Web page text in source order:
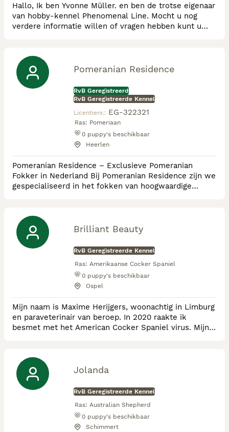
Hallo, Ik ben Yvonne Müller. en ben de trotse eigenaar
van hobby-kennel Phenomenal Line. Mocht u nog
verdere informatie willen of vragen hebben kunt u
www.kennelphenomenal.nl
Pomeranian Residence
RvB Geregistreerd
RvB Geregistreerde Kennel
Licentienr.: EG-322321
Ras: Pomeriaan
0 puppy's beschikbaar
Heerlen
Pomeranian Residence – Exclusieve Pomeranian
Fokker in Nederland Bij Pomeranian Residence zijn we
gespecialiseerd in het fokken van hoogwaardige
ras. We fokken exclusief met zorgvuldig
geselecteerde bloedlijnen om ervoor te zorgen dat
onze Pomeranians voldoen aan de hoogste
standaarden: compacte bo
Brilliant Beauty
RvB Geregistreerde Kennel
Ras: Amerikaanse Cocker Spaniel
0 puppy's beschikbaar
Ospel
Mijn naam is Maxime Herijgers, woonachtig in Limburg
en paraveterinair van beroep. In 2020 raakte ik
besmet met het American Cocker Spaniel virus. Mijn
Jolanda
RvB Geregistreerde Kennel
Ras: Australian Shepherd
0 puppy's beschikbaar
Schimmert